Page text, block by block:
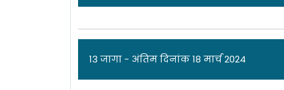
मुंबई येथेसंचालकपदांच्या 02 जागांसाठी
अर्ज पोहचण्याचा अंतिम दिनांक
03 मे 2026
एकूण: 02 जागा
13 जागा - अंतिम दिनांक 18 मार्च 2024